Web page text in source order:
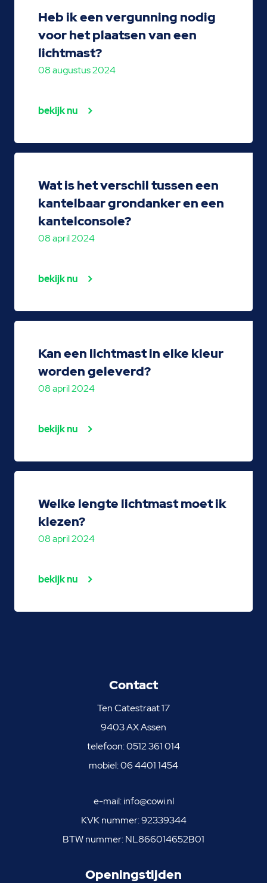
Heb ik een vergunning nodig
voor het plaatsen van een
lichtmast?
08 augustus 2024
bekijk nu
Wat is het verschil tussen een
kantelbaar grondanker en een
kantelconsole?
08 april 2024
bekijk nu
Kan een lichtmast in elke kleur
worden geleverd?
08 april 2024
bekijk nu
Welke lengte lichtmast moet ik
kiezen?
08 april 2024
bekijk nu
Contact
Ten Catestraat 17
9403 AX Assen
telefoon:0512 361 014
mobiel:06 4401 1454
e-mail:info@cowi.nl
KVK nummer: 92339344
BTW nummer: NL866014652B01
Openingstijden